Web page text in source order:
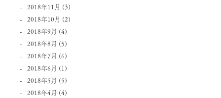
2018年11月 (3)
2018年10月 (2)
2018年9月 (4)
2018年8月 (5)
2018年7月 (6)
2018年6月 (1)
2018年5月 (5)
2018年4月 (4)